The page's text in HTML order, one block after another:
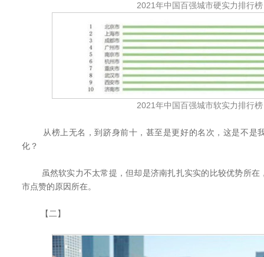
2021年中国百强城市硬实力排行榜
2021年中国百强城市软实力排行榜
从榜上无名，到跻身前十，甚至是更好的名次，这是不是
化？
虽然软实力不太常提，但却是济南扎扎实实的比较优势所在
市点赞的原因所在。
【二】